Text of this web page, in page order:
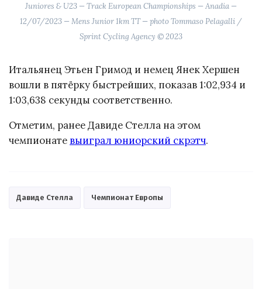
Juniores & U23 — Track European Championships — Anadia —
12/07/2023 — Mens Junior 1km TT — photo Tommaso Pelagalli /
Sprint Cycling Agency © 2023
Итальянец Этьен Гримод и немец Янек Хершен
вошли в пятёрку быстрейших, показав 1:02,934 и
1:03,638 секунды соответственно.
Отметим, ранее Давиде Стелла на этом
чемпионате выиграл юниорский скрэтч.
Давиде Стелла Чемпионат Европы